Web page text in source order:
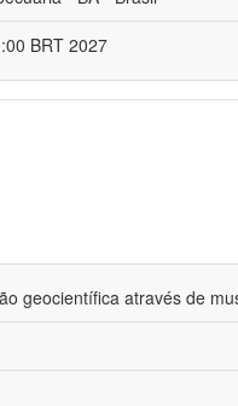
BRT 2027
geocientífica através de